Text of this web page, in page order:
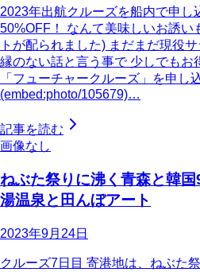
2023年出航クルーズを船内で申し
50%OFF！ なんて美味しいお誘い
トが配られました) まだまだ現役
縁のない話と言う事で 少しでもお
「フューチャークルーズ」を申し
(embed:photo/105679)…
記事を読む
画像なし
ねぶた祭りに沸く青森と韓
湯温泉と田んぼアート
2023年9月24日
クルーズ7日目 寄港地は、ねぶた